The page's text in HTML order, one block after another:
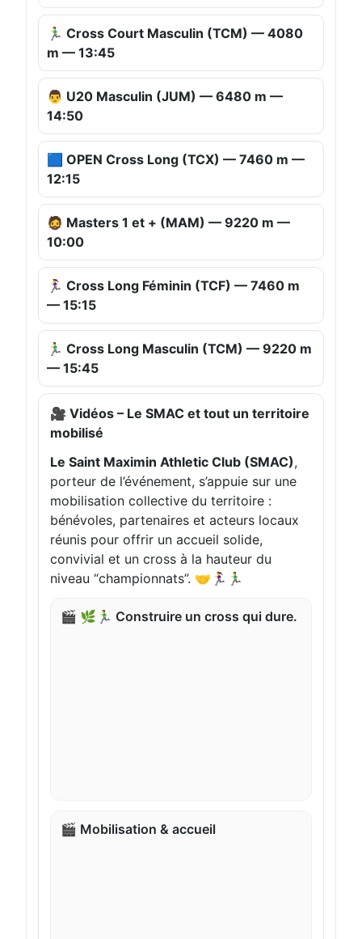
🏃‍♂️ Cross Court Masculin (TCM) — 4080
m — 13:45
👨 U20 Masculin (JUM) — 6480 m —
14:50
🟦 OPEN Cross Long (TCX) — 7460 m —
12:15
🧔 Masters 1 et + (MAM) — 9220 m —
10:00
🏃‍♀️ Cross Long Féminin (TCF) — 7460 m
— 15:15
🏃‍♂️ Cross Long Masculin (TCM) — 9220 m
— 15:45
🎥 Vidéos – Le SMAC et tout un territoire
mobilisé
Le Saint Maximin Athletic Club (SMAC),
porteur de l’événement, s’appuie sur une
mobilisation collective du territoire :
bénévoles, partenaires et acteurs locaux
réunis pour offrir un accueil solide,
convivial et un cross à la hauteur du
niveau “championnats”. 🤝🏃‍♀️🏃‍♂️
🎬 🌿🏃‍♂️ Construire un cross qui dure.
🎬 Mobilisation & accueil